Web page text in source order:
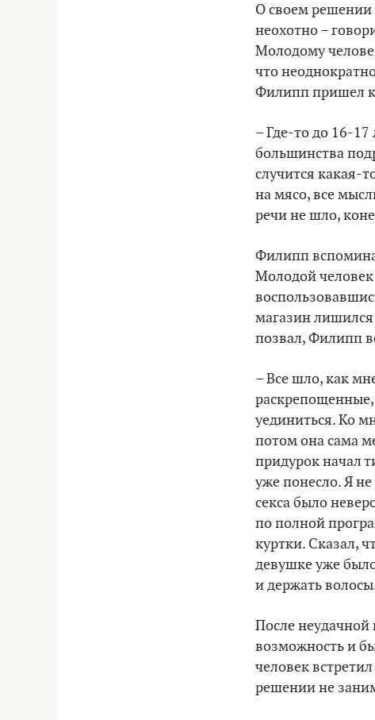
О своем решении
неохотно –
Молодому
что
Филипп пришел
– Где-то до 16-17
большинства
случится какая-
на мясо, все
речи не шло,
Филипп
Молодой человек
магазин лишился
позвал, Филипп
– Все шло, как
уединиться. Ко
потом она сама
придурок начал
уже понесло. Я
секса было
по полной
куртки. Сказал,
девушке уже
и держать
После неудачной
возможность и
человек
решении не